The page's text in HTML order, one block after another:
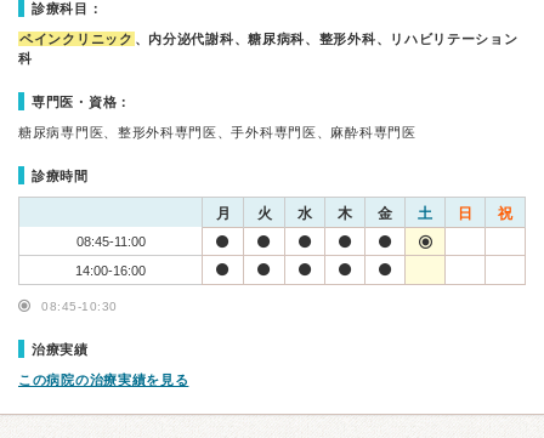
診療科目：
ペインクリニック 、内分泌代謝科、糖尿病科、整形外科、リハビリテーション
科
専門医・資格：
糖尿病専門医、整形外科専門医、手外科専門医、麻酔科専門医
診療時間
月 火 水 木 金 土 日 祝
08:45-11:00
14:00-16:00
08:45-10:30
治療実績
この病院の治療実績を見る